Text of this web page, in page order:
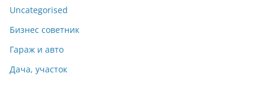
Uncategorised
Бизнес советник
Гараж и авто
Дача, участок